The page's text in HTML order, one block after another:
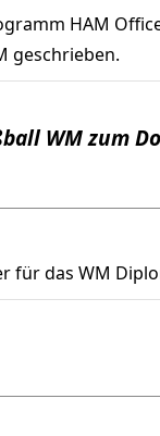
HAM
geschrieben.
WM zum
das WM